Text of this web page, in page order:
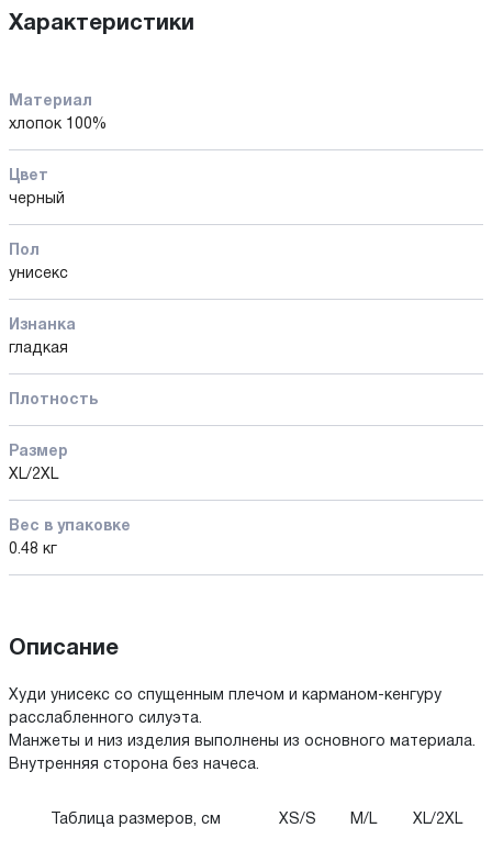
Характеристики
Материал
хлопок 100%
Цвет
черный
Пол
унисекс
Изнанка
гладкая
Плотность
Размер
XL/2XL
Вес в упаковке
0.48 кг
Описание
Худи унисекс со спущенным плечом и карманом-кенгуру
расслабленного силуэта.
Манжеты и низ изделия выполнены из основного материала.
Внутренняя сторона без начеса.
Таблица размеров, см XS/S M/L XL/2XL